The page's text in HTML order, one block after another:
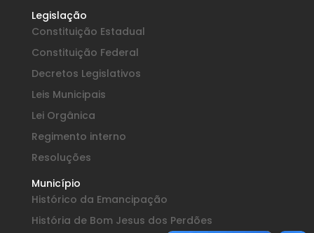
Legislação
Constituição Estadual
Constituição Federal
Decretos Legislativos
Leis Municipais
Lei Orgânica
Regimento interno
Resoluções
Município
Histórico da Emancipação
História de Bom Jesus dos Perdões